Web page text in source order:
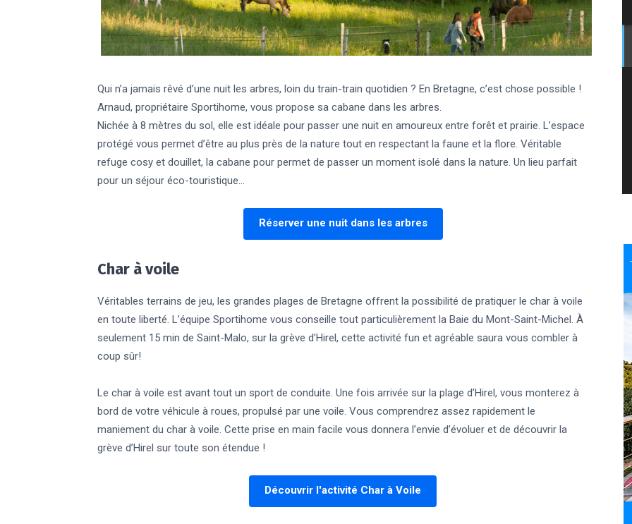
Qui n’a jamais rêvé d’une nuit les arbres, loin du train-train quotidien ? En Bretagne, c’est chose possible !
Arnaud, propriétaire Sportihome, vous propose sa cabane dans les arbres.
Nichée à 8 mètres du sol, elle est idéale pour passer une nuit en amoureux entre forêt et prairie. L’espace
protégé vous permet d’être au plus près de la nature tout en respectant la faune et la flore. Véritable
refuge cosy et douillet, la cabane pour permet de passer un moment isolé dans la nature. Un lieu parfait
pour un séjour éco-touristique…
Réserver une nuit dans les arbres
Char à voile
Véritables terrains de jeu, les grandes plages de Bretagne offrent la possibilité de pratiquer le char à voile
en toute liberté. L’équipe Sportihome vous conseille tout particulièrement la Baie du Mont-Saint-Michel. À
seulement 15 min de Saint-Malo, sur la grève d’Hirel, cette activité fun et agréable saura vous combler à
coup sûr!
Le char à voile est avant tout un sport de conduite. Une fois arrivée sur la plage d’Hirel, vous monterez à
bord de votre véhicule à roues, propulsé par une voile. Vous comprendrez assez rapidement le
maniement du char à voile. Cette prise en main facile vous donnera l’envie d’évoluer et de découvrir la
grève d’Hirel sur toute son étendue !
Découvrir l'activité Char à Voile